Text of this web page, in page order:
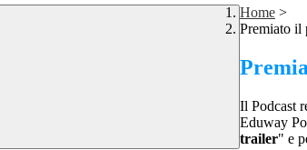
Home >
Premiato il
Il Podcast
Eduway
trailer" e